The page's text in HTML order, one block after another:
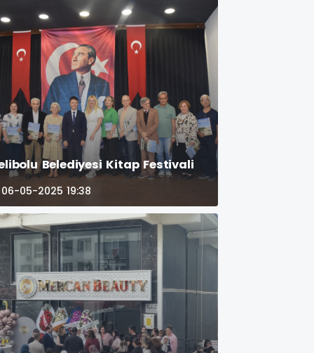
Belediyesi Kitap Festivali
06-05-2025 19:38